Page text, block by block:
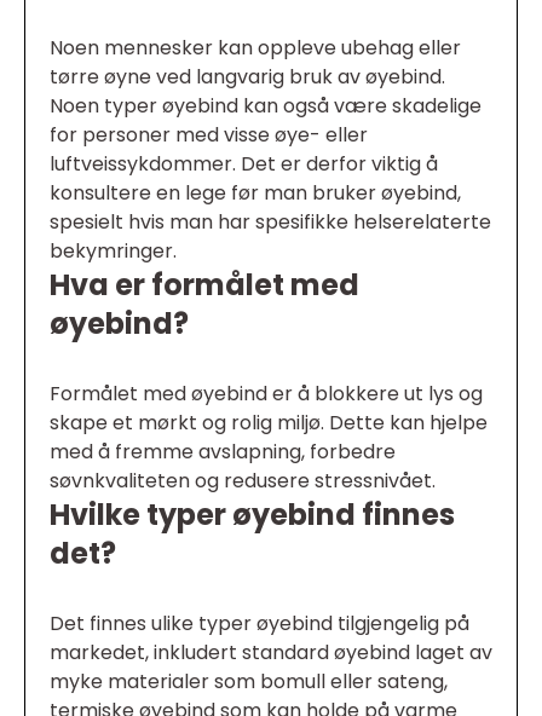
Noen mennesker kan oppleve ubehag eller
tørre øyne ved langvarig bruk av øyebind.
Noen typer øyebind kan også være skadelige
for personer med visse øye- eller
luftveissykdommer. Det er derfor viktig å
konsultere en lege før man bruker øyebind,
spesielt hvis man har spesifikke helserelaterte
bekymringer.
Hva er formålet med
øyebind?
Formålet med øyebind er å blokkere ut lys og
skape et mørkt og rolig miljø. Dette kan hjelpe
med å fremme avslapning, forbedre
søvnkvaliteten og redusere stressnivået.
Hvilke typer øyebind finnes
det?
Det finnes ulike typer øyebind tilgjengelig på
markedet, inkludert standard øyebind laget av
myke materialer som bomull eller sateng,
termiske øyebind som kan holde på varme